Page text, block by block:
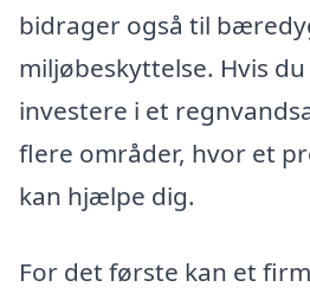
bidrager også til
miljøbeskyttelse. Hvis
investere i et
flere områder, hvor et
kan hjælpe dig.
For det første kan et